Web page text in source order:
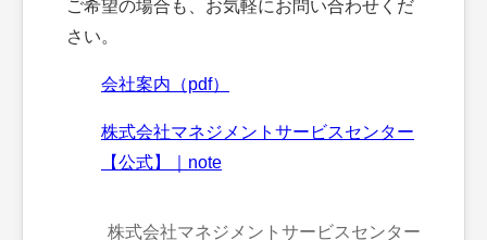
ご希望の場合も、お気軽にお問い合わせくだ
さい。
会社案内（pdf）
株式会社マネジメントサービスセンター
【公式】｜note
株式会社マネジメントサービスセンター